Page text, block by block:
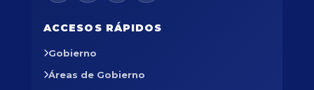
ACCESOS RÁPIDOS
Gobierno
Áreas de Gobierno